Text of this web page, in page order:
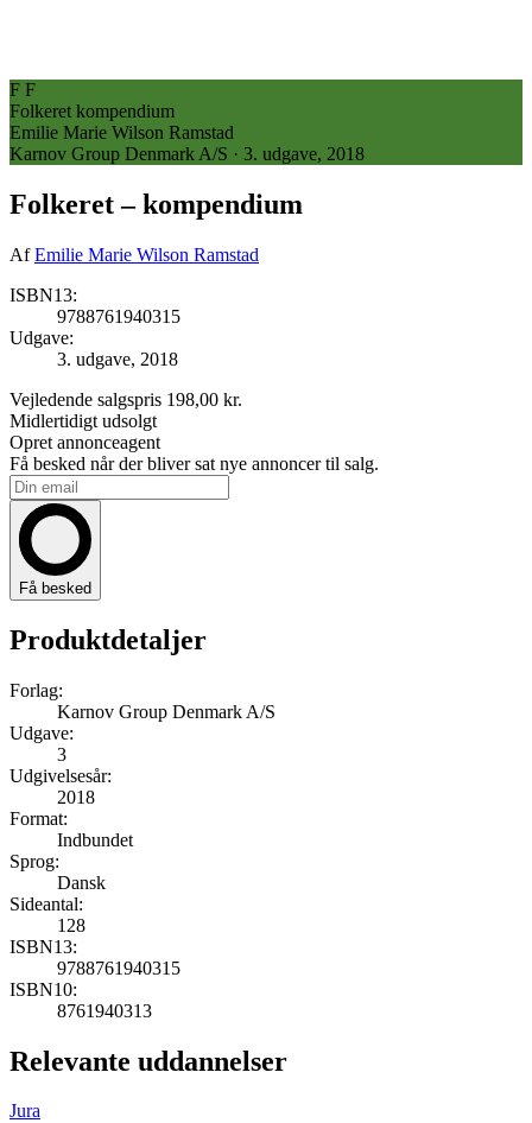
F F
Folkeret kompendium
Emilie Marie Wilson Ramstad
Karnov Group Denmark A/S · 3. udgave, 2018
Folkeret– kompendium
AfEmilie Marie Wilson Ramstad
ISBN13:
9788761940315
Udgave:
3. udgave, 2018
Vejledende salgspris 198,00 kr.
Midlertidigt udsolgt
Opret annonceagent
Få besked når der bliver sat nye annoncer til salg.
Få besked
Produktdetaljer
Forlag:
Karnov Group Denmark A/S
Udgave:
3
Udgivelsesår:
2018
Format:
Indbundet
Sprog:
Dansk
Sideantal:
128
ISBN13:
9788761940315
ISBN10:
8761940313
Relevante uddannelser
Jura